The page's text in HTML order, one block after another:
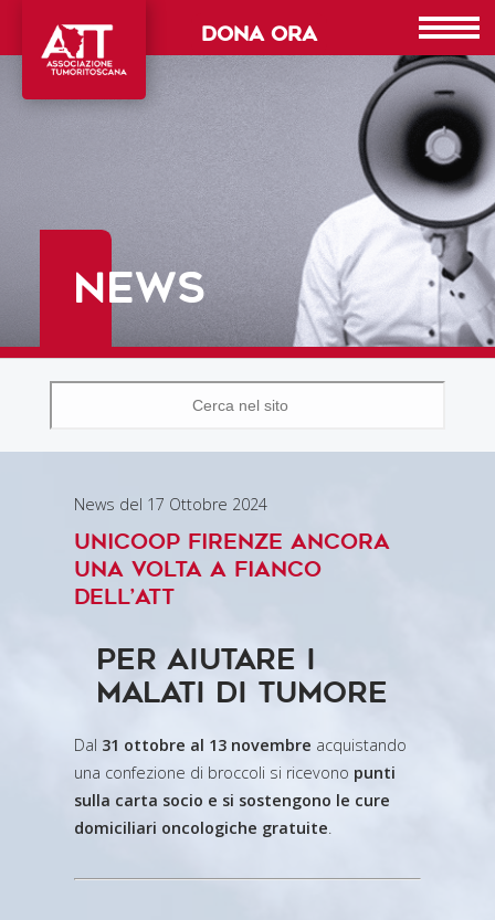
DONA ORA
NEWS
News del 17 Ottobre 2024
Unicoop Firenze ancora
una volta a fianco
dell’ATT
per aiutare i
malati di tumore
Dal 31 ottobre al 13 novembre acquistando
una confezione di broccoli si ricevono punti
sulla carta socio e si sostengono le cure
domiciliari oncologiche gratuite.